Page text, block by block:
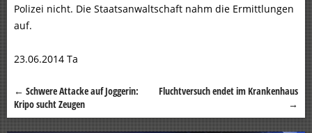
Polizei nicht. Die Staatsanwaltschaft nahm die Ermittlungen
auf.
23.06.2014 Ta
Beitragsnavigation
← Schwere Attacke auf Joggerin:
Kripo sucht Zeugen
Fluchtversuch endet im Krankenhaus
→